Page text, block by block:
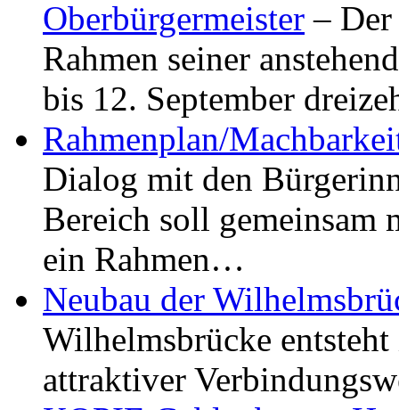
Oberbürgermeister –
Rahmen seiner
bis 12. September
Rahmenplan/
Dialog mit den
Bereich soll gemeinsam
ein Rahmen…
Neubau der
Wilhelmsbrücke
attraktiver